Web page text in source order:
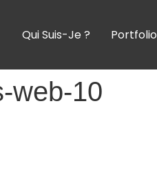
Qui Suis-Je ? Portfolio
web-10